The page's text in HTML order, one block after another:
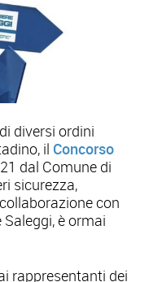
diversi ordini
il Concorso
dal Comune di
sicurezza,
con
Saleggi, è ormai
rappresentanti dei